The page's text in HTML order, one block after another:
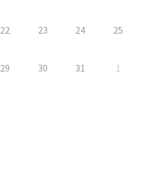
22 23 24 25
29 30 31 1